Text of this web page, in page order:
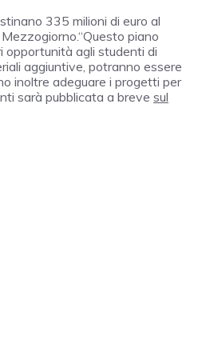
335 milioni di euro al
piano
opportunità agli studenti di
aggiuntive, potranno essere
inoltre adeguare i progetti per
sarà pubblicata a breve sul